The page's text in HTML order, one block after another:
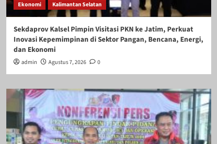
Ekonomi Kalimantan Selatan
Sekdaprov Kalsel Pimpin Visitasi PKN ke Jatim, Perkuat
Inovasi Kepemimpinan di Sektor Pangan, Bencana, Energi,
dan Ekonomi
admin Agustus 7, 2026 0